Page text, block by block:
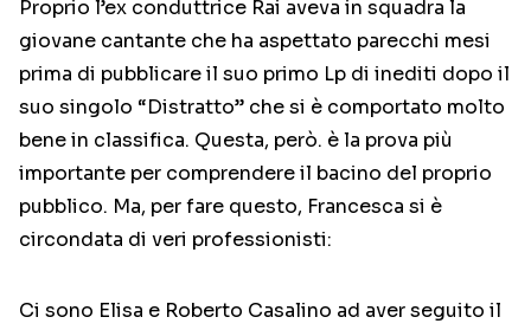
Proprio l’ex conduttrice Rai aveva in squadra la
giovane cantante che ha aspettato parecchi mesi
prima di pubblicare il suo primo Lp di inediti dopo il
suo singolo “Distratto” che si è comportato molto
bene in classifica. Questa, però. è la prova più
importante per comprendere il bacino del proprio
pubblico. Ma, per fare questo, Francesca si è
circondata di veri professionisti:
Ci sono Elisa e Roberto Casalino ad aver seguito il